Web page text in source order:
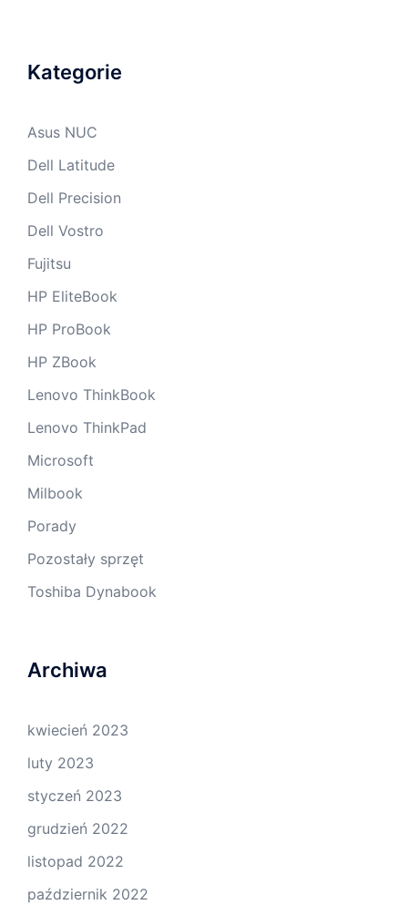
Kategorie
Asus NUC
Dell Latitude
Dell Precision
Dell Vostro
Fujitsu
HP EliteBook
HP ProBook
HP ZBook
Lenovo ThinkBook
Lenovo ThinkPad
Microsoft
Milbook
Porady
Pozostały sprzęt
Toshiba Dynabook
Archiwa
kwiecień 2023
luty 2023
styczeń 2023
grudzień 2022
listopad 2022
październik 2022